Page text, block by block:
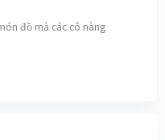
đồ mà các cô nàng